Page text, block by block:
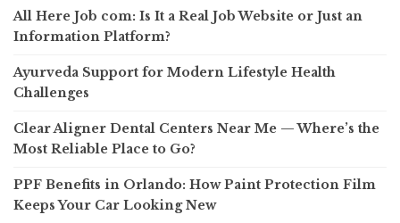
All Here Job com: Is It a Real Job Website or Just an
Information Platform?
Ayurveda Support for Modern Lifestyle Health
Challenges
Clear Aligner Dental Centers Near Me — Where’s the
Most Reliable Place to Go?
PPF Benefits in Orlando: How Paint Protection Film
Keeps Your Car Looking New